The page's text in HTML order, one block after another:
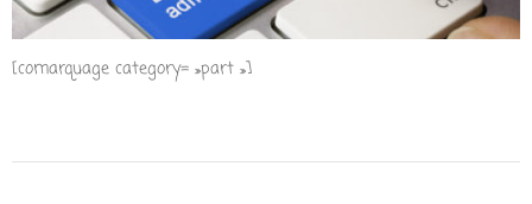
[comarquage category= »part »]